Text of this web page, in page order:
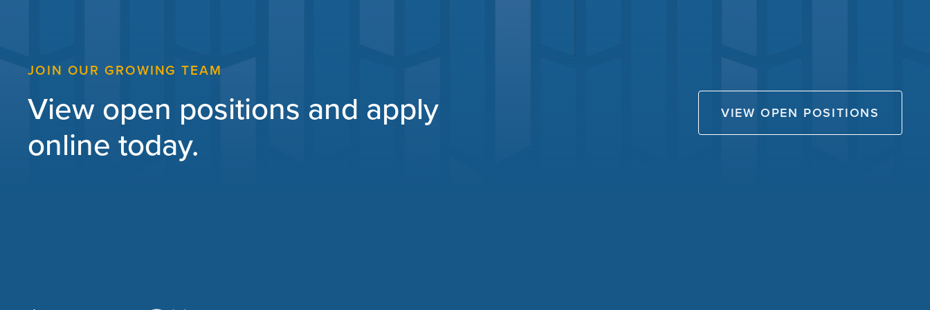
JOIN OUR GROWING TEAM
View open positions and apply
online today.
VIEW OPEN POSITIONS